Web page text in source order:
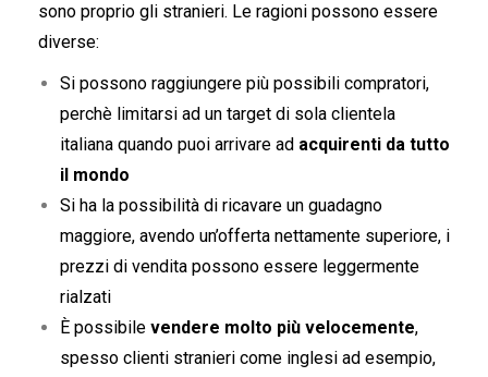
sono proprio gli stranieri. Le ragioni possono essere
diverse:
Si possono raggiungere più possibili compratori,
perchè limitarsi ad un target di sola clientela
italiana quando puoi arrivare ad acquirenti da tutto
il mondo
Si ha la possibilità di ricavare un guadagno
maggiore, avendo un’offerta nettamente superiore, i
prezzi di vendita possono essere leggermente
rialzati
È possibile vendere molto più velocemente,
spesso clienti stranieri come inglesi ad esempio,